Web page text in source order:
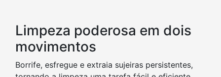
Limpeza poderosa em dois
movimentos
Borrife, esfregue e extraia sujeiras persistentes,